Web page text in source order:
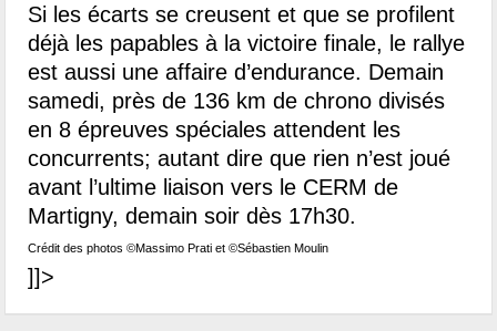
Si les écarts se creusent et que se profilent
déjà les papables à la victoire finale, le rallye
est aussi une affaire d’endurance. Demain
samedi, près de 136 km de chrono divisés
en 8 épreuves spéciales attendent les
concurrents; autant dire que rien n’est joué
avant l’ultime liaison vers le CERM de
Martigny, demain soir dès 17h30.
Crédit des photos ©Massimo Prati et ©Sébastien Moulin
]]>